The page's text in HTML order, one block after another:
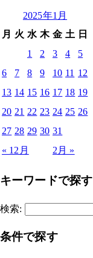
2025年1月
月 火 水 木 金 土 日
« 12月 2月 »
1 2 3 4
5
6
7 8 9 10 11 12
13 14 15 16 17 18 19
20 21 22 23 24 25 26
27 28 29 30 31
キーワードで探す
検索:
条件で探す